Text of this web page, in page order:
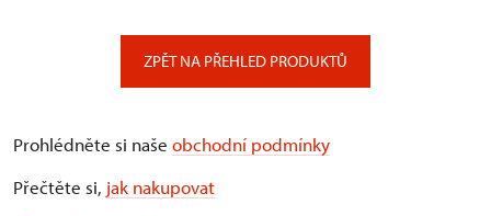
ZPĚT NA PŘEHLED PRODUKTŮ
Prohlédněte si naše obchodní podmínky
Přečtěte si, jak nakupovat